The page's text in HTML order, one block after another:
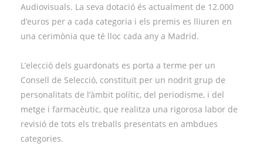
Audiovisuals. La seva dotació és actualment de 12.000
d’euros per a cada categoria i els premis es lliuren en
una cerimònia que té lloc cada any a Madrid.
L’elecció dels guardonats es porta a terme per un
Consell de Selecció, constituït per un nodrit grup de
personalitats de l’àmbit polític, del periodisme, i del
metge i farmacèutic, que realitza una rigorosa labor de
revisió de tots els treballs presentats en ambdues
categories.